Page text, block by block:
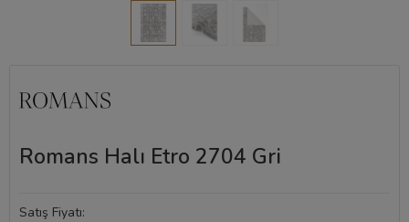
Romans Halı Etro 2704 Gri
Satış Fiyatı: